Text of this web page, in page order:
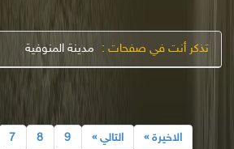
تذكر أنت في صفحات : مدينة المنوفية
7 8 9 التالي » الاخيرة »